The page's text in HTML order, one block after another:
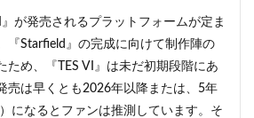
』が発売されるプラットフォームが定ま
『Starfield』の完成に向けて制作陣の
ため、『TES VI』は未だ初期段階にあ
売は早くとも2026年以降または、5年
になるとファンは推測しています。そ